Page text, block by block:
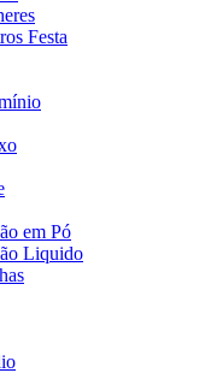
Festa
em Pó
Liquido